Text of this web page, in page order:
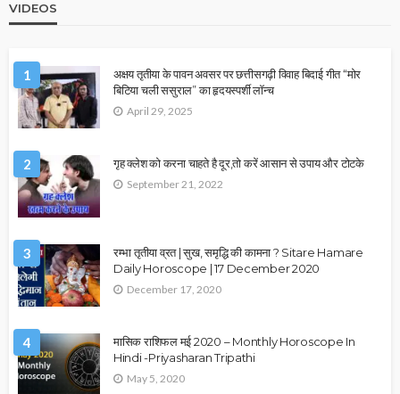
VIDEOS
1
अक्षय तृतीया के पावन अवसर पर छत्तीसगढ़ी विवाह बिदाई गीत “मोर
बिटिया चली ससुराल” का हृदयस्पर्शी लॉन्च
April 29, 2025
2 गृह क्लेश को करना चाहते है दूर,तो करें आसान से उपाय और टोटके
September 21, 2022
3
रम्भा तृतीया व्रत | सुख, समृद्धि की कामना ? Sitare Hamare
Daily Horoscope | 17 December 2020
December 17, 2020
4
मासिक राशिफल मई 2020 – Monthly Horoscope In
Hindi -Priyasharan Tripathi
May 5, 2020